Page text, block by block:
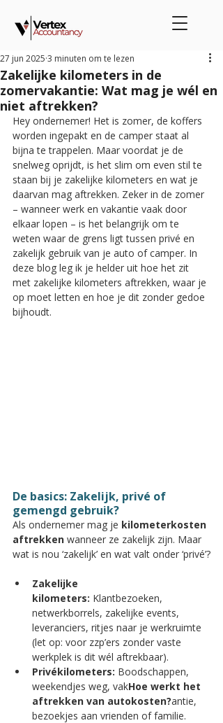
Zakelijke kilometers in de
zomervakantie: Wat mag je wél en
niet aftrekken?
27 jun 2025 3 minuten om te lezen
Hey ondernemer! Het is zomer, de koffers
worden ingepakt en de camper staat al
bijna te trappelen. Maar voordat je de
snelweg oprijdt, is het slim om even stil te
staan bij je zakelijke kilometers en wat je
daarvan mag aftrekken. Zeker in de zomer
– wanneer werk en vakantie vaak door
elkaar lopen – is het belangrijk om te
weten waar de grens ligt tussen privé en
zakelijk gebruik van je auto of camper. In
deze blog leg ik je helder uit hoe het zit
met zakelijke kilometers aftrekken, waar je
op moet letten en hoe je dit zonder gedoe
bijhoudt.
De basics: Zakelijk, privé of
gemengd gebruik?
Als ondernemer mag je kilometerkosten
aftrekken wanneer ze zakelijk zijn. Maar
wat is nou ‘zakelijk’ en wat valt onder ‘privé’?
Zakelijke
kilometers: Klantbezoeken,
netwerkborrels, zakelijke events,
leveranciers, ritjes naar je werkruimte
(let op: voor zzp’ers zonder vaste
werkplek is dit wél aftrekbaar).
Privékilometers: Boodschappen,
weekendjes weg, vakHoe werkt het
aftrekken van autokosten?antie,
bezoekjes aan vrienden of familie.